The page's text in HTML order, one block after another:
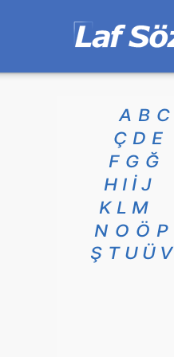
A B C
Ç D E
F G Ğ
H I İ J
K L M
N O Ö P
Ş T U Ü V